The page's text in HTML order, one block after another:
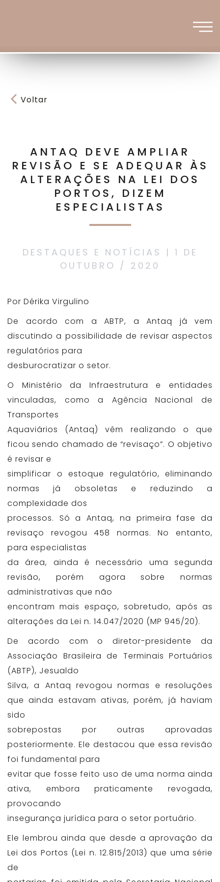
Voltar
ANTAQ DEVE AMPLIAR
REVISÃO E SE ADEQUAR ÀS
ALTERAÇÕES NA LEI DOS
PORTOS, DIZEM
ESPECIALISTAS
DESTAQUES E NOTÍCIAS | 1 DE
OUTUBRO / 2020
Por Dérika Virgulino
De acordo com a ABTP, a Antaq já vem
discutindo a possibilidade de revisar aspectos
regulatórios para
desburocratizar o setor.
O Ministério da Infraestrutura e entidades
vinculadas, como a Agência Nacional de
Transportes
Aquaviários (Antaq) vêm realizando o que
ficou sendo chamado de “revisaço”. O objetivo
é revisar e
simplificar o estoque regulatório, eliminando
normas já obsoletas e reduzindo a
complexidade dos
processos. Só a Antaq, na primeira fase da
revisaço revogou 458 normas. No entanto,
para especialistas
da área, ainda é necessário uma segunda
revisão, porém agora sobre normas
administrativas que não
encontram mais espaço, sobretudo, após as
alterações da Lei n. 14.047/2020 (MP 945/20).
De acordo com o diretor-presidente da
Associação Brasileira de Terminais Portuários
(ABTP), Jesualdo
Silva, a Antaq revogou normas e resoluções
que ainda estavam ativas, porém, já haviam
sido
sobrepostas por outras aprovadas
posteriormente. Ele destacou que essa revisão
foi fundamental para
evitar que fosse feito uso de uma norma ainda
ativa, embora praticamente revogada,
provocando
insegurança jurídica para o setor portuário.
Ele lembrou ainda que desde a aprovação da
Lei dos Portos (Lei n. 12.815/2013) que uma série
de